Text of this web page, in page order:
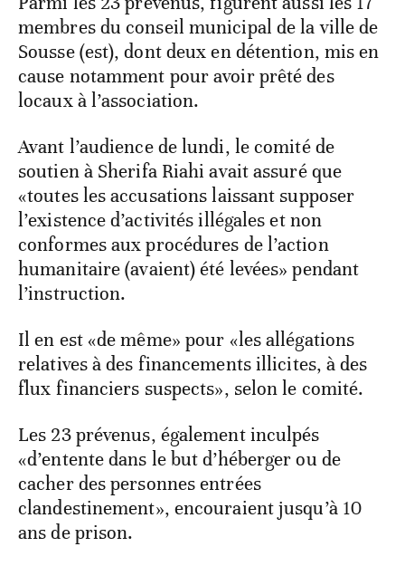
membres du conseil municipal de la ville de
Sousse (est), dont deux en détention, mis en
cause notamment pour avoir prêté des
locaux à l’association.
Avant l’audience de lundi, le comité de
soutien à Sherifa Riahi avait assuré que
«toutes les accusations laissant supposer
l’existence d’activités illégales et non
conformes aux procédures de l’action
humanitaire (avaient) été levées» pendant
l’instruction.
Il en est «de même» pour «les allégations
relatives à des financements illicites, à des
flux financiers suspects», selon le comité.
Les 23 prévenus, également inculpés
«d’entente dans le but d’héberger ou de
cacher des personnes entrées
clandestinement», encouraient jusqu’à 10
ans de prison.